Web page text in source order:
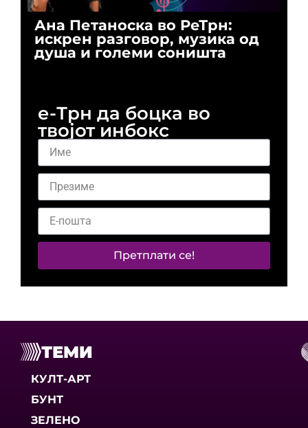
Ана Петаноска во РеТрн:
искрен разговор, музика од
душа и големи соништа
е-Трн да боцка во
твојот инбокс
Претплати се!
ТЕМИ
КУЛТ-АРТ
БУНТ
ЗЕЛЕНО